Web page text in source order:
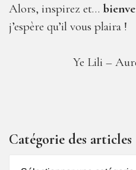
Alors, inspirez et…
j’espère qu’il vous plaira !
Ye Lili –
Catégorie des articles